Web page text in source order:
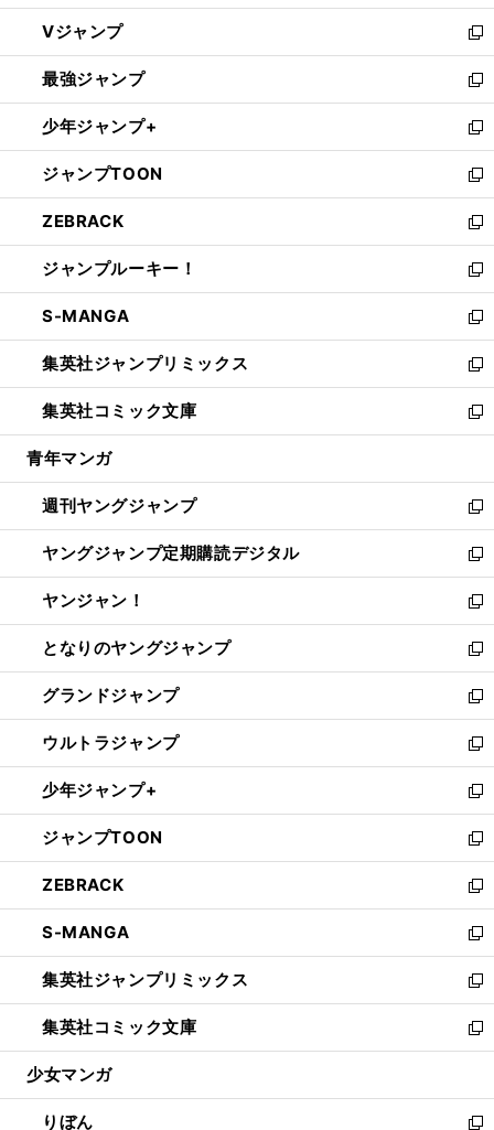
ウ
ィ
ン
ド
ウ
で
開
く
し
い
ウ
ィ
ン
ド
ウ
で
開
く
Vジャンプ
新
し
い
ウ
ィ
ン
ド
ウ
で
開
く
最強ジャンプ
新
し
い
ウ
ィ
ン
ド
ウ
で
開
く
少年ジャンプ+
新
し
い
ウ
ィ
ン
ド
ウ
で
開
く
ジャンプTOON
新
し
い
ウ
ィ
ン
ド
ウ
で
開
く
ZEBRACK
新
し
い
ウ
ィ
ン
ド
ウ
で
開
ジャンプルーキー！
新
し
い
ウ
ィ
ン
ド
ウ
開
く
S-MANGA
新
し
い
ウ
ィ
ン
ウ
で
開
く
集英社ジャンプリミックス
新
し
い
ウ
ン
ド
ウ
で
開
く
集英社コミック文庫
新
し
ウ
ィ
ン
ド
ウ
で
開
く
青年マンガ
週刊ヤングジャンプ
新
し
い
ウ
ィ
ン
ド
ウ
で
開
く
ヤングジャンプ定期購読デジタル
新
し
い
ウ
ィ
ン
ド
ウ
で
開
く
ヤンジャン！
新
し
い
ウ
ィ
ン
ド
ウ
で
開
く
となりのヤングジャンプ
新
し
い
ウ
ィ
ン
ド
ウ
で
開
く
グランドジャンプ
新
し
い
ウ
ィ
ン
ド
ウ
で
開
く
ウルトラジャンプ
新
し
い
ウ
ィ
ン
ド
ウ
で
開
く
少年ジャンプ+
新
し
い
ウ
ィ
ン
ド
ウ
で
開
く
ジャンプTOON
新
し
い
ウ
ィ
ン
ド
ウ
で
開
ZEBRACK
新
し
い
ウ
ィ
ン
ド
ウ
開
く
S-MANGA
新
し
い
ウ
ィ
ン
ウ
で
集英社ジャンプリミックス
新
し
い
ウ
ン
ド
集英社コミック文庫
新
し
ウ
ィ
少女マンガ
りぼん